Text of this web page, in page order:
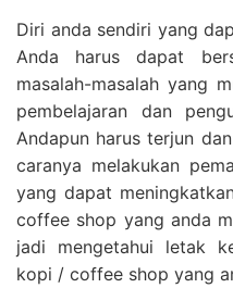
Diri anda sendiri yang
Anda harus dapat
masalah-masalah yang
pembelajaran dan
Andapun harus terjun
caranya melakukan
yang dapat
coffee shop yang anda
jadi mengetahui letak
kopi / coffee shop yang